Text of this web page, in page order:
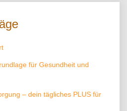
für Gesundheit und
– dein tägliches PLUS für